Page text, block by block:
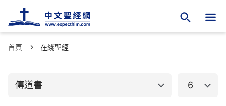
首頁 在綫聖經
傳道書
舊約聖經
創世記 6